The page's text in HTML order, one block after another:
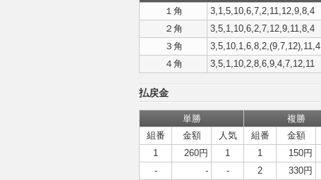
１角
3,1,5,10,6,7,2,11,12,9,8,4
２角
3,5,1,10,6,2,7,12,9,11,8,4
３角
3,5,10,1,6,8,2,(9,7,12),11,4
４角
3,5,1,10,2,8,6,9,4,7,12,11
払戻金
単勝 複勝
組番
金額 人気 組番 金額
1
260円 1 1 150円
-
- - 2 330円